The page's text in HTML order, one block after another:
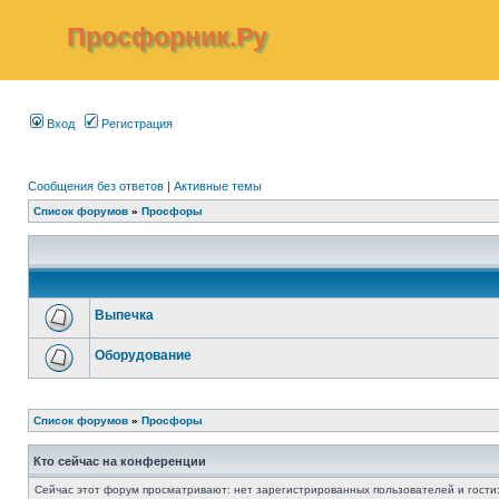
Просфорник.Ру
Вход Регистрация
Сообщения без ответов | Активные темы
Список форумов » Просфоры
Выпечка
Оборудование
Список форумов » Просфоры
Кто сейчас на конференции
Сейчас этот форум просматривают: нет зарегистрированных пользователей и